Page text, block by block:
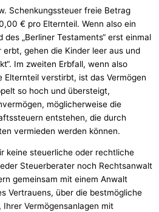
Schenkungssteuer freie Betrag
€ pro Elternteil. Wenn also ein
„Berliner Testaments“ erst einmal
gehen die Kinder leer aus und
Im zweiten Erbfall, wenn also
Elternteil verstirbt, ist das Vermögen
so hoch und übersteigt,
möglicherweise die
entstehen, die durch
vermieden werden können.
keine steuerliche oder rechtliche
Steuerberater noch Rechtsanwalt
gemeinsam mit einem Anwalt
Vertrauens, über die bestmögliche
Ihrer Vermögensanlagen mit